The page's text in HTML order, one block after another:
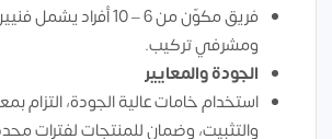
فريق مكوّن من 6 – 10 أفراد
ومشرفي تركيب.
الجودة والمعايير
استخدام خامات عالية الجودة، التزام
والتثبيت، وضمان للمنتجات لفترات